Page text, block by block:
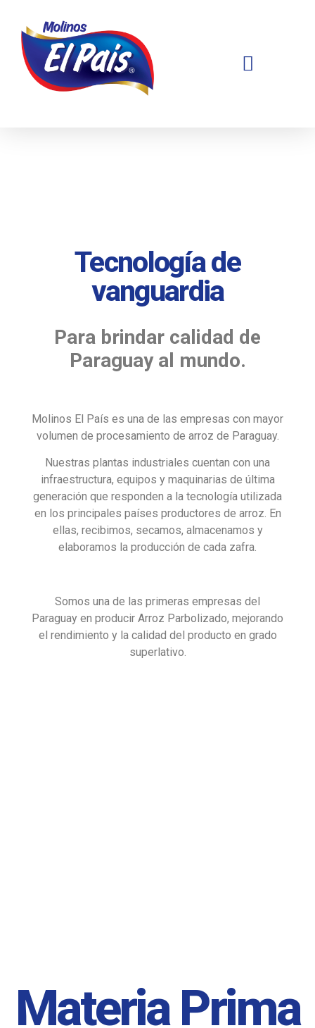
Tecnología de
vanguardia
Para brindar calidad de
Paraguay al mundo.
Molinos El País es una de las empresas con mayor
volumen de procesamiento de arroz de Paraguay.
Nuestras plantas industriales cuentan con una
infraestructura, equipos y maquinarias de última
generación que responden a la tecnología utilizada
en los principales países productores de arroz. En
ellas, recibimos, secamos, almacenamos y
elaboramos la producción de cada zafra.
Somos una de las primeras empresas del
Paraguay en producir Arroz Parbolizado, mejorando
el rendimiento y la calidad del producto en grado
superlativo.
Materia Prima